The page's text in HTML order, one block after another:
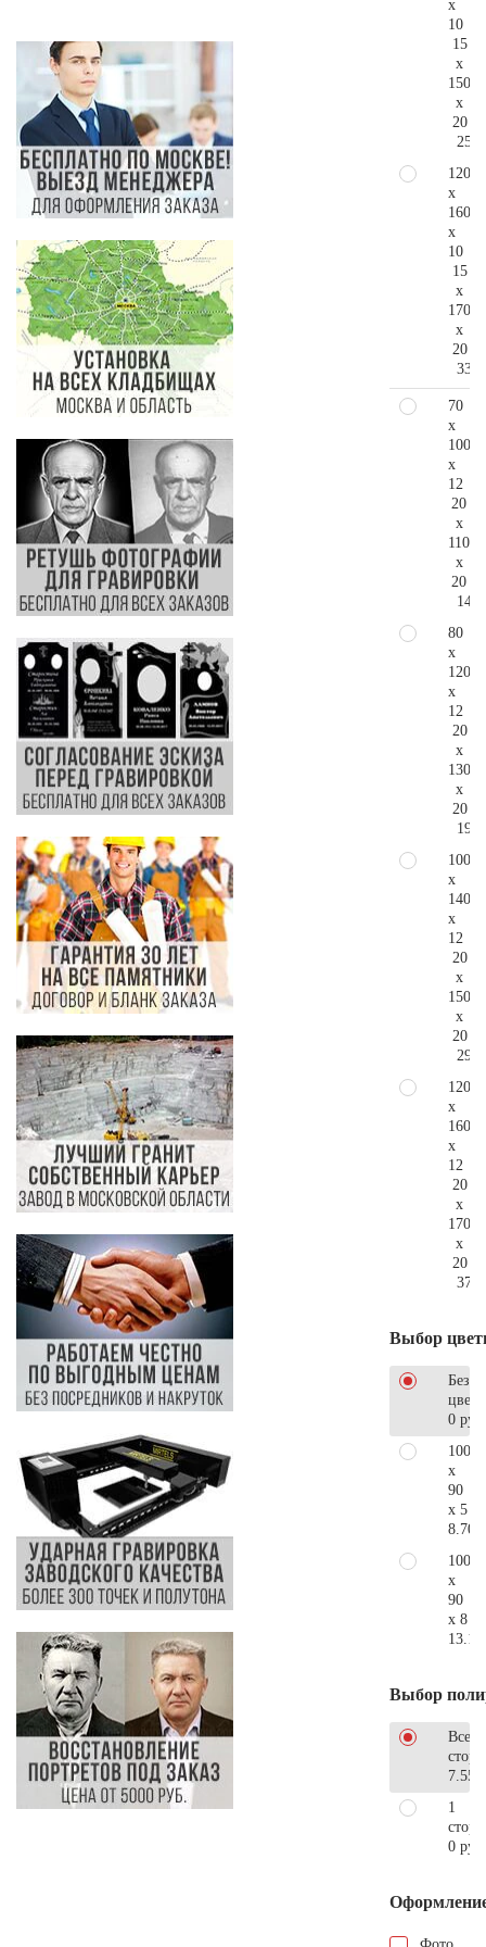
x
10
15
x
150
x
20
120
x
160
x
10
15
x
170
x
20
70
x
100
x
12
20
x
110
x
20
80
x
120
x
12
20
x
130
x
20
100
x
140
x
12
20
x
150
x
20
120
x
160
x
12
20
x
170
x
20
Выбор
Без
0 руб.
100
x
90
x 5
100
x
90
x 8
Выбор
Все
1
0 руб.